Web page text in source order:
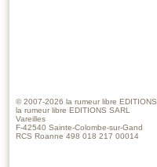
© 2007-2026 la rumeur libre EDITIONS
la rumeur libre EDITIONS SARL
Vareilles
F-42540 Sainte-Colombe-sur-Gand
RCS Roanne 498 018 217 00014